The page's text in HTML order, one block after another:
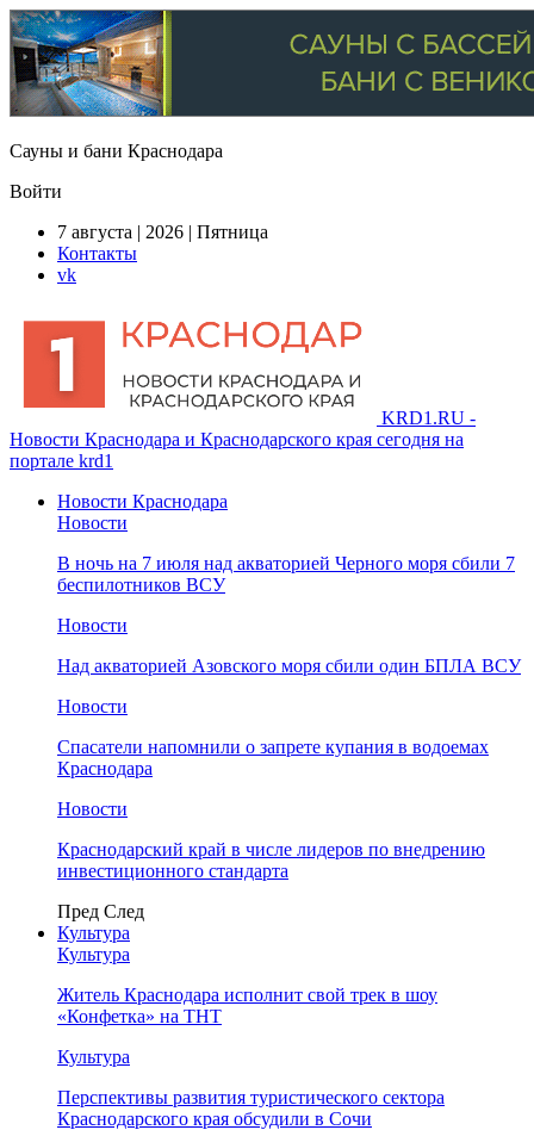
Сауны и бани Краснодара
Войти
7 августа | 2026 | Пятница
Контакты
vk
KRD1.RU -
Новости Краснодара и Краснодарского края сегодня на
портале krd1
Новости Краснодара
Новости
В ночь на 7 июля над акваторией Черного моря сбили 7
беспилотников ВСУ
Новости
Над акваторией Азовского моря сбили один БПЛА ВСУ
Новости
Спасатели напомнили о запрете купания в водоемах
Краснодара
Новости
Краснодарский край в числе лидеров по внедрению
инвестиционного стандарта
Пред След
Культура
Культура
Житель Краснодара исполнит свой трек в шоу
«Конфетка» на ТНТ
Культура
Перспективы развития туристического сектора
Краснодарского края обсудили в Сочи